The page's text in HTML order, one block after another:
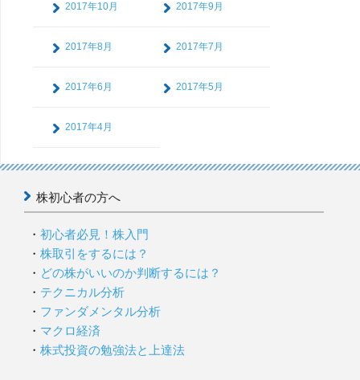
2017年10月 2017年9月
2017年8月 2017年7月
2017年6月 2017年5月
2017年4月
株初心者の方へ
初心者必見！株入門
株取引をするには？
どの株がいいのか判断するには？
テクニカル分析
ファンダメンタル分析
マクロ経済
株式投資の勉強法と上達法